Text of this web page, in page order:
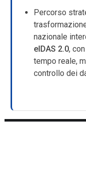
Percorso
nazionale
eIDAS 2.0,
tempo reale,
controllo dei